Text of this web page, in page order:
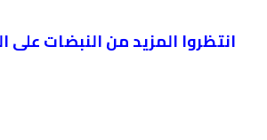
انتظروا المزيد من النبضات على